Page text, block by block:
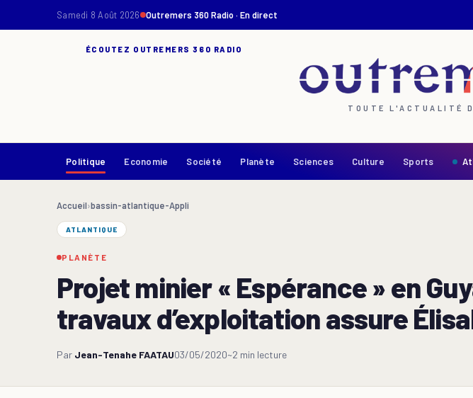
Samedi 8 Août 2026 Outremers 360 Radio · En direct
ÉCOUTEZ OUTREMERS 360 RADIO
TOUTE L'ACTUALITÉ
Politique Economie Société Planète Sciences Culture Sports
Accueil›bassin-atlantique-Appli
ATLANTIQUE
PLANÈTE
Projet minier « Espérance » en
travaux d’exploitation assure
Par Jean-Tenahe FAATAU03/05/2020~2 min lecture